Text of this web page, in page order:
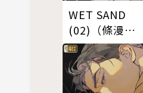
WET SAND
(02)（條漫
版）